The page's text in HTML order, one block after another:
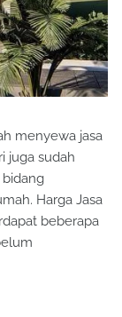
menyewa jasa
juga sudah
bidang
Harga Jasa
beberapa